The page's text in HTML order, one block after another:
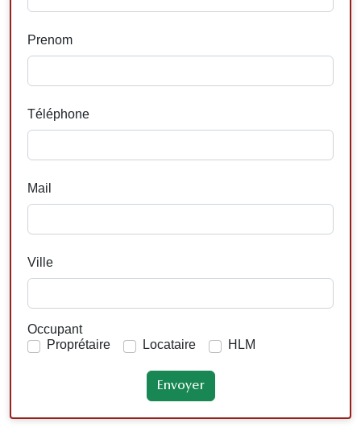
Prenom
Téléphone
Mail
Ville
Occupant
Proprétaire
Locataire HLM